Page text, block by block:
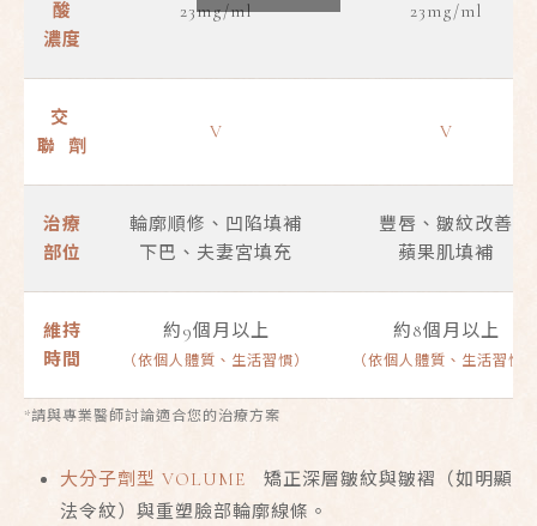
酸
濃度
23mg/ml 23mg/ml
交
聯 劑
V V
治療
部位
輪廓順修、凹陷填補
下巴、夫妻宮填充
豐唇、皺紋改善
蘋果肌填補
維持
時間
約9個月以上
（依個人體質、生活習慣）
約8個月以上
（依個人體質、生活習慣
*請與專業醫師討論適合您的治療方案
大分子劑型 VOLUME 矯正深層皺紋與皺褶（如明顯
法令紋）與重塑臉部輪廓線條。